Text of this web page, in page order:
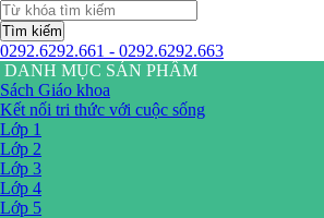
Tìm kiếm
0292.6292.661 - 0292.6292.663
DANH MỤC SẢN PHẨM
Sách Giáo khoa
Kết nối tri thức với cuộc sống
Lớp 1
Lớp 2
Lớp 3
Lớp 4
Lớp 5